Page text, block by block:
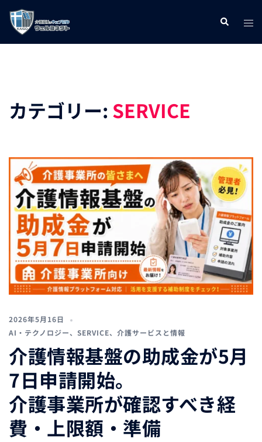
テ
検
索
ト
カテゴリー: SERVICE
2026年5月16日
AI・テクノロジー、 SERVICE、 介護サービスと情報
介護情報基盤の助成金が5月
7日申請開始。
介護事業所が確認すべき経
費・上限額・準備